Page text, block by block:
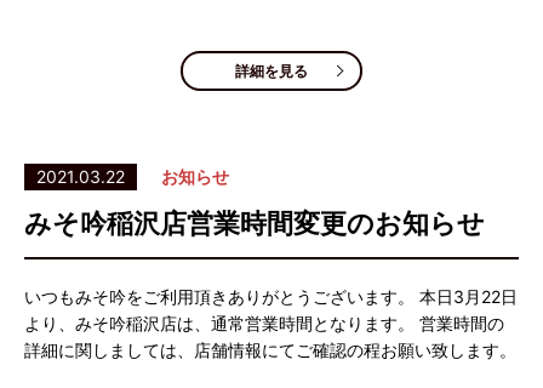
詳細を見る
2021.03.22 お知らせ
みそ吟稲沢店営業時間変更のお知らせ
いつもみそ吟をご利用頂きありがとうございます。 本日3月22日
より、みそ吟稲沢店は、通常営業時間となります。 営業時間の
詳細に関しましては、店舗情報にてご確認の程お願い致します。